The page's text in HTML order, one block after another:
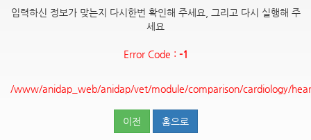
입력하신 정보가 맞는지 다시한번 확인해 주세요, 그리고 다시 실행해 주
세요
Error Code : -1
/www/anidap_web/anidap/vet/module/comparison/cardiology/
이전 홈으로